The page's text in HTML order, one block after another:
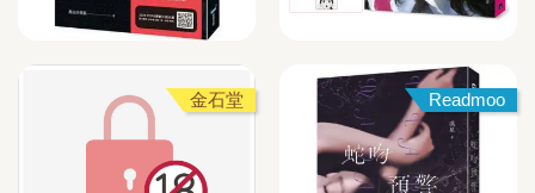
金石堂 Readmoo